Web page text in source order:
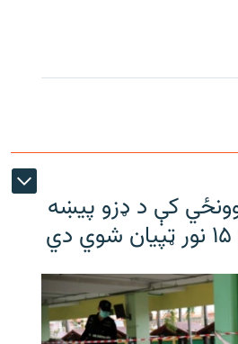
کې د ډزو پیښه